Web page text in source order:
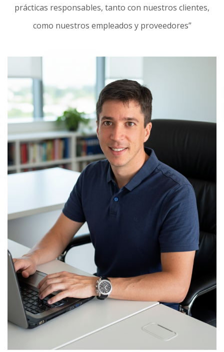
prácticas responsables, tanto con nuestros clientes,
como nuestros empleados y proveedores”